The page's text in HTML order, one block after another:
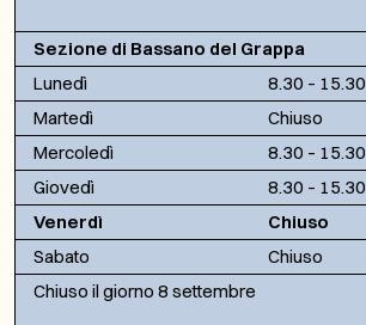
Sezione di Bassano del Grappa
Lunedì
8.30 – 15.30
Martedì
Chiuso
Mercoledì
8.30 – 15.30
Giovedì
8.30 – 15.30
Venerdì
Chiuso
Sabato
Chiuso
Chiuso il giorno 8 settembre